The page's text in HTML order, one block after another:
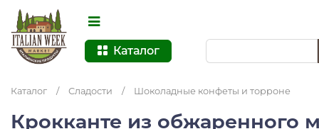
Каталог
Каталог / Сладости / Шоколадные конфеты и торроне
Крокканте из обжаренного